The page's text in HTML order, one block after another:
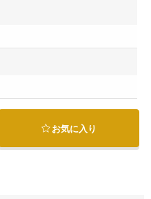
お気に入り